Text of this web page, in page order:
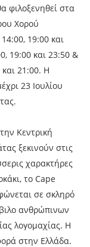
φιλοξενηθεί στα
Χορού
19:00 και
19:00 και 23:50 &
21:00. Η
23 Ιουλίου
Κεντρική
ξεκινούν στις
χαρακτήρες
το Cape
σε σκληρό
ανθρώπινων
λογομαχίας. Η
στην Ελλάδα.